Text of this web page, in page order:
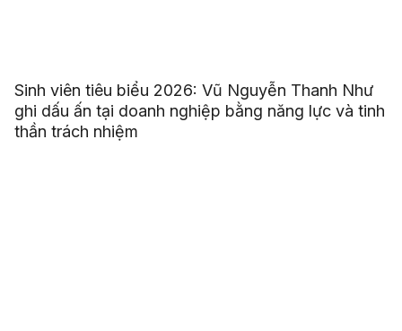
Sinh viên tiêu biểu 2026: Vũ Nguyễn Thanh Như
ghi dấu ấn tại doanh nghiệp bằng năng lực và tinh
thần trách nhiệm